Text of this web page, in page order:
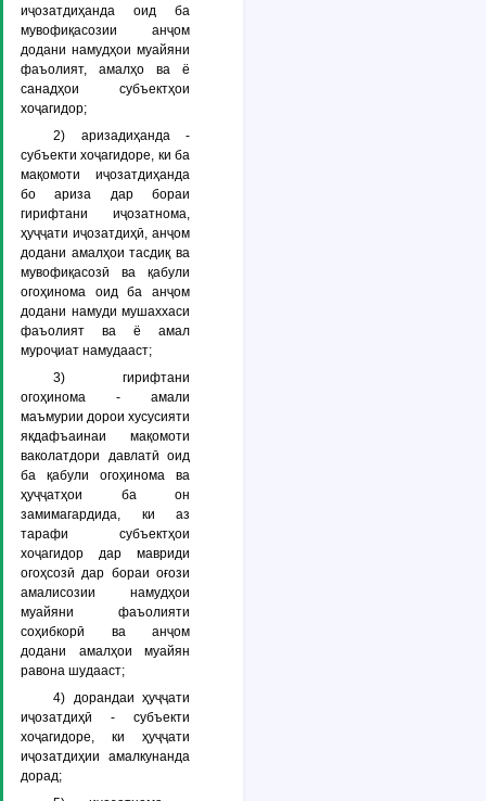
иҷозатдиҳанда оид ба
мувофиқасозии анҷом
додани намудҳои муайяни
фаъолият, амалҳо ва ё
санадҳои субъектҳои
хоҷагидор;
2) аризадиҳанда-
субъекти хоҷагидоре, ки ба
мақомоти иҷозатдиҳанда
бо ариза дар бораи
гирифтани иҷозатнома,
ҳуҷҷати иҷозатдиҳӣ, анҷом
додани амалҳои тасдиқ ва
мувофиқасозӣ ва қабули
огоҳинома оид ба анҷом
додани намуди мушаххаси
фаъолият ва ё амал
муроҷиат намудааст;
3) гирифтани
огоҳинома - амали
маъмурии дорои хусусияти
якдафъаинаи мақомоти
ваколатдори давлатӣ оид
ба қабули огоҳинома ва
ҳуҷҷатҳои ба он
замимагардида, ки аз
тарафи субъектҳои
хоҷагидор дар мавриди
огоҳсозӣ дар бораи оғози
амалисозии намудҳои
муайяни фаъолияти
соҳибкорӣ ва анҷом
додани амалҳои муайян
равона шудааст;
4) дорандаи ҳуҷҷати
иҷозатдиҳӣ - субъекти
хоҷагидоре, ки ҳуҷҷати
иҷозатдиҳии амалкунанда
дорад;